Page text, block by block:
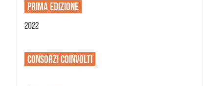
PRIMA EDIZIONE
2022
CONSORZICOINVOLTI